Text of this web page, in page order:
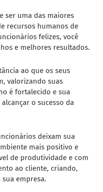
ser uma das maiores
recursos humanos de
felizes, você
e melhores resultados.
ao que os seus
valorizando suas
é fortalecido e sua
o sucesso da
deixam sua
mais positivo e
de produtividade e com
ao cliente, criando,
empresa.